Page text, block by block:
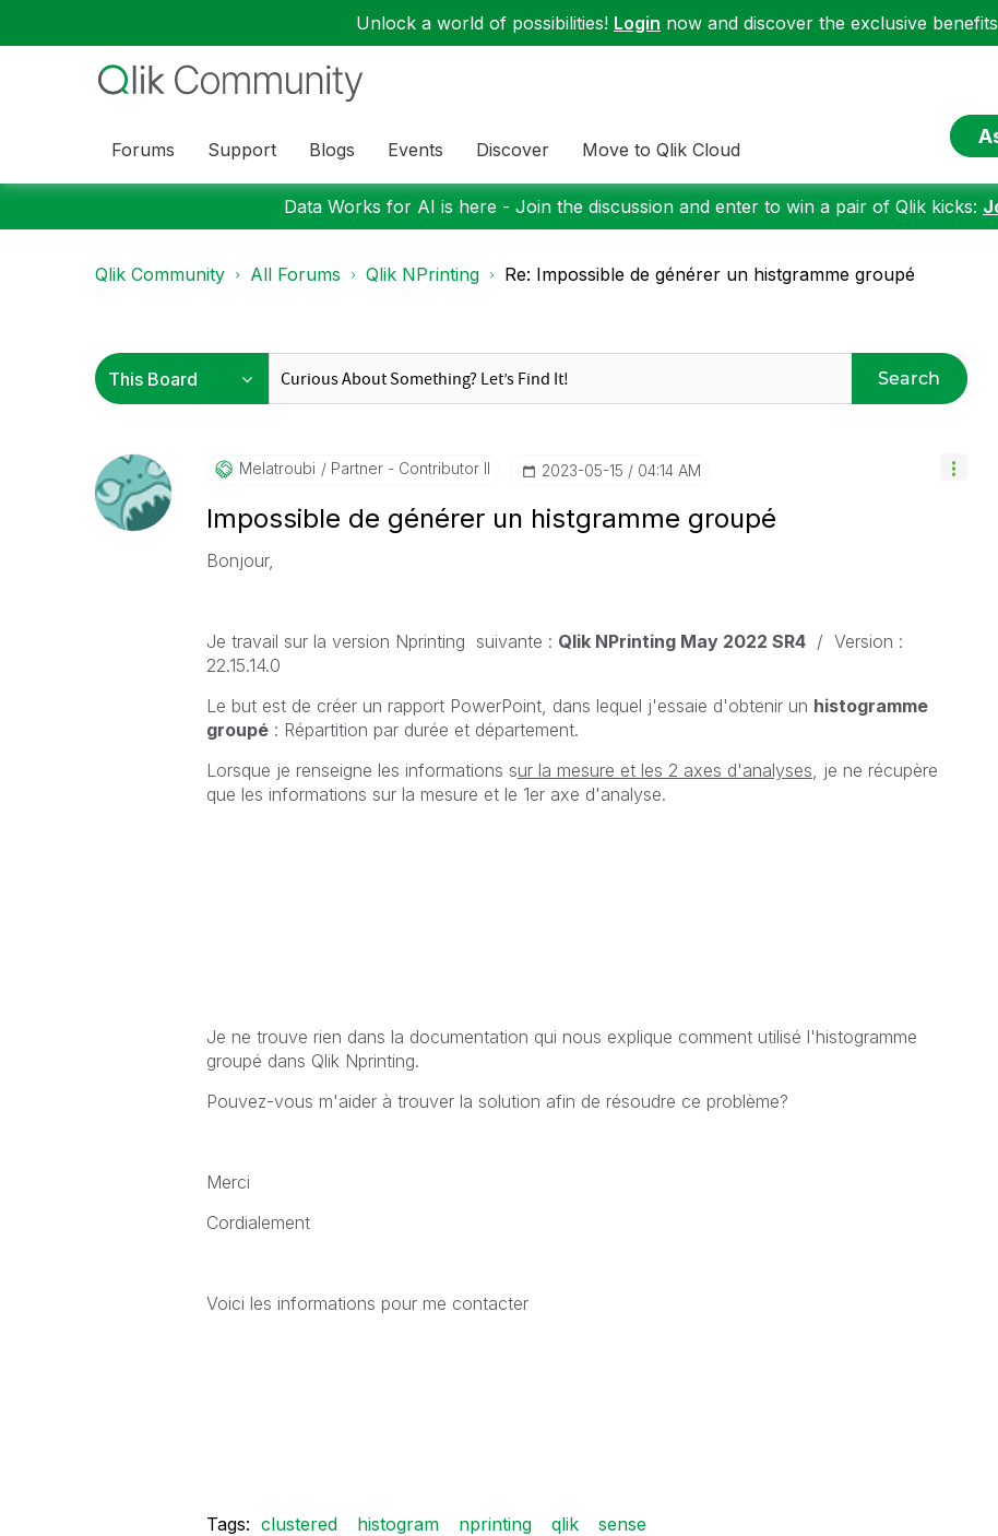
Unlock a world of possibilities! Login now and discover the exclusive
Forums Support Blogs Events Discover Move to Qlik Cloud
Data Works for AI is here - Join the discussion and enter to win a pair of Qlik kicks:
Qlik Community All Forums Qlik NPrinting Re: Impossible de générer un histgramme groupé
Search
Melatroubi Partner - Contributor II ‎2023-05-15 04:14 AM
Impossible de générer un histgramme groupé
Bonjour,
Je travail sur la version Nprinting suivante : Qlik NPrinting May 2022 SR4/ Version :
22.15.14.0
Le but est de créer un rapport PowerPoint, dans lequel j'essaie d'obtenir un histogramme
groupé: Répartition par durée et département.
Lorsque je renseigne les informations sur la mesure et les 2 axes d'analyses, je ne récupère
que les informations sur la mesure et le 1er axe d'analyse.
Je ne trouve rien dans la documentation qui nous explique comment utilisé l'histogramme
groupé dans Qlik Nprinting.
Pouvez-vous m'aider à trouver la solution afin de résoudre ce problème?
Merci
Cordialement
Voici les informations pour me contacter
Tags: clustered histogram nprinting qlik sense